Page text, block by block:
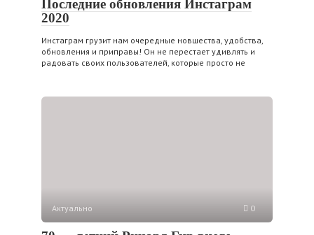
Последние обновления Инстаграм
2020
Инстаграм грузит нам очередные новшества, удобства,
обновления и приправы! Он не перестает удивлять и
радовать своих пользователей, которые просто не
Актуально 0